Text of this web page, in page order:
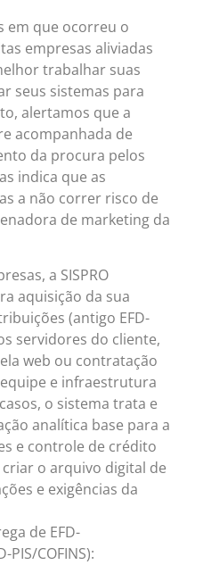
em que ocorreu o
empresas aliviadas
trabalhar suas
seus sistemas para
alertamos que a
acompanhada de
da procura pelos
indica que as
a não correr risco de
de marketing da
a SISPRO
aquisição da sua
(antigo EFD-
servidores do cliente,
web ou contratação
e infraestrutura
o sistema trata e
analítica base para a
e controle de crédito
o arquivo digital de
e exigências da
de EFD-
COFINS):